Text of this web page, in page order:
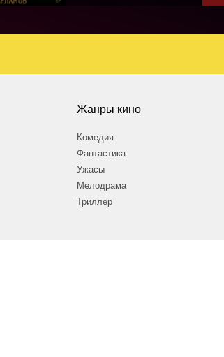
Жанры кино
Комедия
Фантастика
Ужасы
Мелодрама
Триллер